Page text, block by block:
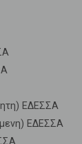
ΕΔΕΣΣΑ
ΕΔΕΣΣΑ